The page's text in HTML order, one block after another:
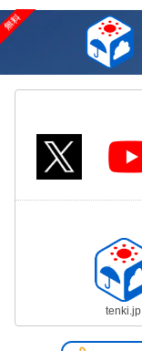
tenki.jp